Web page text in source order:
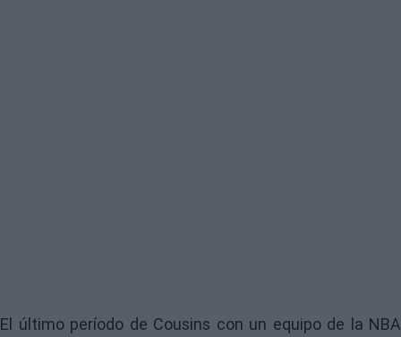
El último período de Cousins con un equipo de la NBA